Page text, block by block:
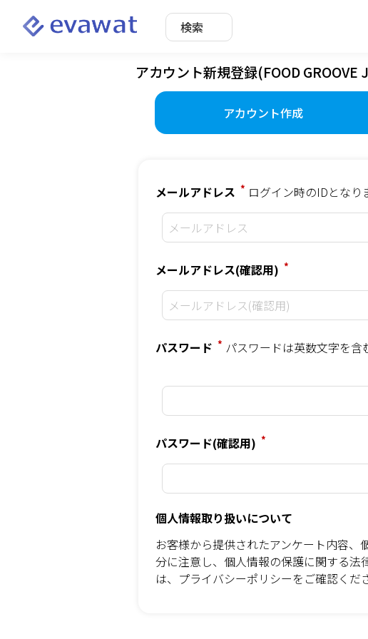
検索
アカウント新規登録(FOOD
アカウント作成
メールアドレス * ログイン時のIDとなり
メールアドレス(確認用) *
パスワード * パスワードは英数文字を含
パスワード(確認用) *
個人情報取り扱いについて
お客様から提供されたアンケート内容
分に注意し、個人情報の保護に関する法
は、 プライバシーポリシーをご確認くだ